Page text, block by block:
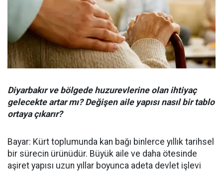
Diyarbakır ve bölgede huzurevlerine olan ihtiyaç
gelecekte artar mı? Değişen aile yapısı nasıl bir tablo
ortaya çıkarır?
Bayar: Kürt toplumunda kan bağı binlerce yıllık tarihsel
bir sürecin ürünüdür. Büyük aile ve daha ötesinde
aşiret yapısı uzun yıllar boyunca adeta devlet işlevi